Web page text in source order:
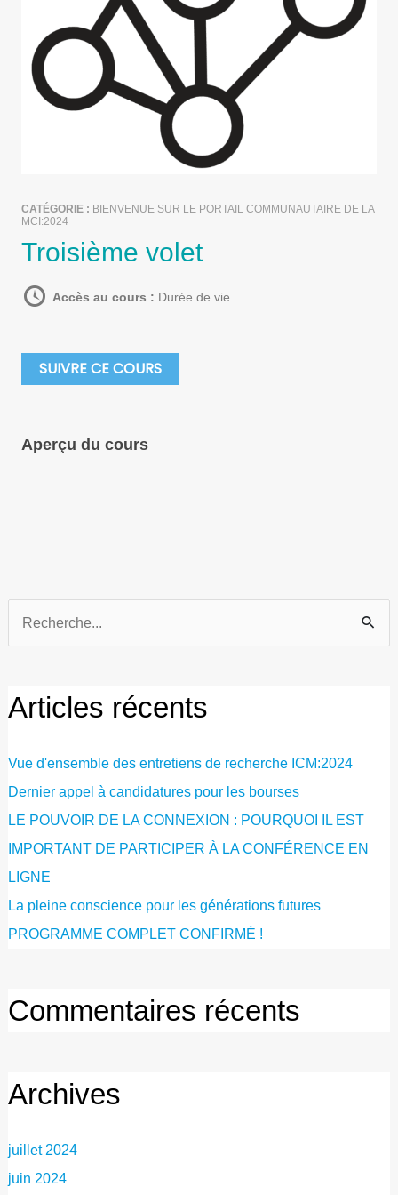
CATÉGORIE : BIENVENUE SUR LE PORTAIL COMMUNAUTAIRE DE LA
MCI:2024
Troisième volet
Accès au cours : Durée de vie
SUIVRE CE COURS
Aperçu du cours
Recherche
Articles récents
Vue d'ensemble des entretiens de recherche ICM:2024
Dernier appel à candidatures pour les bourses
LE POUVOIR DE LA CONNEXION : POURQUOI IL EST
IMPORTANT DE PARTICIPER À LA CONFÉRENCE EN
LIGNE
La pleine conscience pour les générations futures
PROGRAMME COMPLET CONFIRMÉ !
Commentaires récents
Archives
juillet 2024
juin 2024